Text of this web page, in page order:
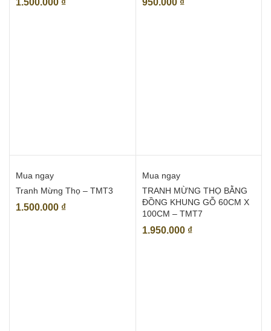
1.500.000 ₫ 950.000 ₫
Mua ngay
Tranh Mừng Thọ – TMT3
1.500.000 ₫
Mua ngay
TRANH MỪNG THỌ BẰNG
ĐỒNG KHUNG GỖ 60CM X
100CM – TMT7
1.950.000 ₫